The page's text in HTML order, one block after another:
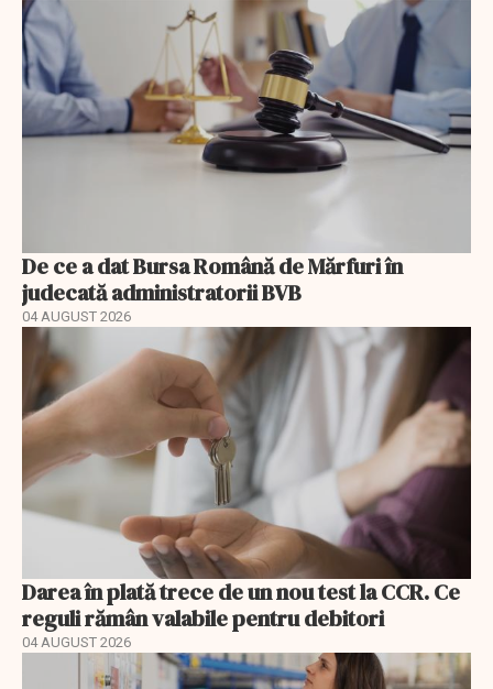
De ce a dat Bursa Română de Mărfuri în
judecată administratorii BVB
04 AUGUST 2026
Darea în plată trece de un nou test la CCR. Ce
reguli rămân valabile pentru debitori
04 AUGUST 2026